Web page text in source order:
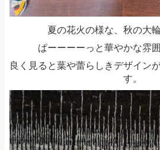
夏の花火の様な、秋の大
ぱーーーーっと華やかな雰
良く見ると葉や蕾らしきデザイン
す。